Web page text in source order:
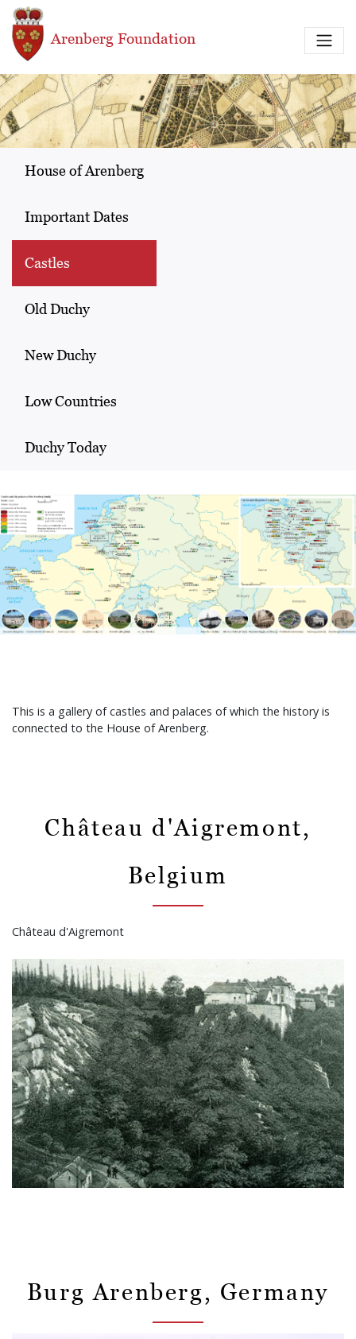
Skip to main content
Arenberg Foundation
House of Arenberg
Important Dates
Castles
Old Duchy
New Duchy
Low Countries
Duchy Today
This is a gallery of castles and palaces of which the history is
connected to the House of Arenberg.
Château d'Aigremont,
Belgium
Château d'Aigremont
Burg Arenberg, Germany